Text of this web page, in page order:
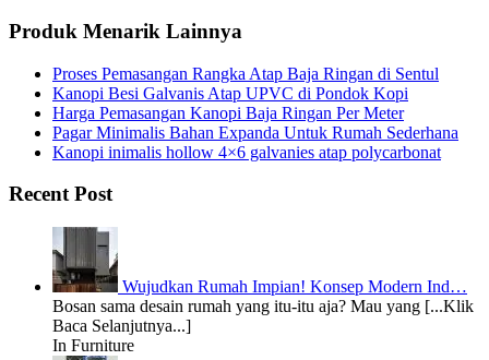
Produk Menarik Lainnya
Proses Pemasangan Rangka Atap Baja Ringan di Sentul
Kanopi Besi Galvanis Atap UPVC di Pondok Kopi
Harga Pemasangan Kanopi Baja Ringan Per Meter
Pagar Minimalis Bahan Expanda Untuk Rumah Sederhana
Kanopi inimalis hollow 4×6 galvanies atap polycarbonat
Recent Post
Wujudkan Rumah Impian! Konsep Modern Ind…
Bosan sama desain rumah yang itu-itu aja? Mau yang [...Klik
Baca Selanjutnya...]
In Furniture